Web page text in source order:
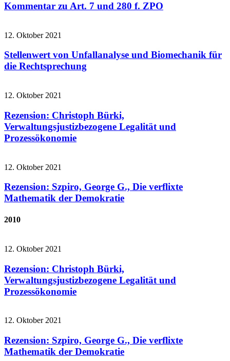
Kommentar zu Art. 7 und 280 f. ZPO
12. Oktober 2021
Stellenwert von Unfallanalyse und Biomechanik für
die Rechtsprechung
12. Oktober 2021
Rezension: Christoph Bürki,
Verwaltungsjustizbezogene Legalität und
Prozessökonomie
12. Oktober 2021
Rezension: Szpiro, George G., Die verflixte
Mathematik der Demokratie
2010
12. Oktober 2021
Rezension: Christoph Bürki,
Verwaltungsjustizbezogene Legalität und
Prozessökonomie
12. Oktober 2021
Rezension: Szpiro, George G., Die verflixte
Mathematik der Demokratie